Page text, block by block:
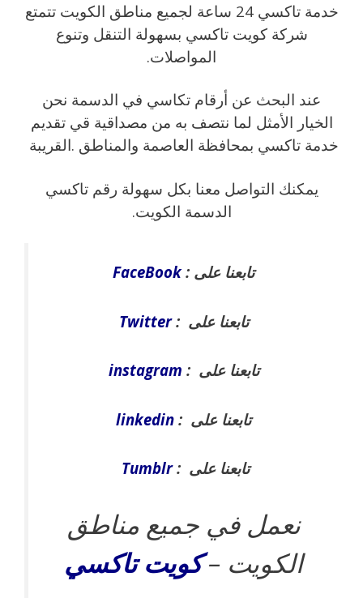
خدمة تاكسي 24 ساعة لجميع مناطق الكويت تتمتع
شركة كويت تاكسي بسهولة التنقل وتنوع
المواصلات.
عند البحث عن أرقام تكاسي في الدسمة نحن
الخيار الأمثل لما نتصف به من مصداقية قي تقديم
خدمة تاكسي بمحافظة العاصمة والمناطق .القريبة
يمكنك التواصل معنا بكل سهولة رقم تاكسي
الدسمة الكويت.
تابعنا على :FaceBook
تابعنا على :Twitter
تابعنا على : instagram
تابعنا على : linkedin
تابعنا على :Tumblr
نعمل في جميع مناطق
الكويت – كويت تاكسي